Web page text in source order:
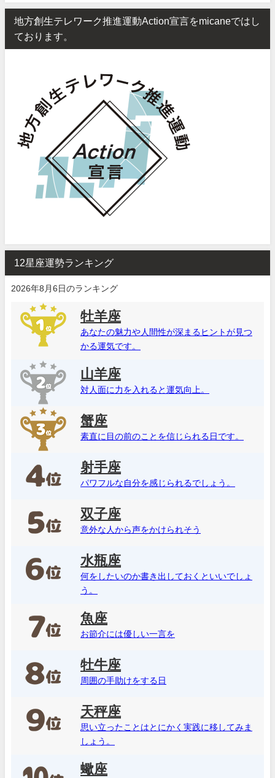
地方創生テレワーク推進運動Action宣言をmicaneではし
ております。
12星座運勢ランキング
2026年8月6日のランキング
牡羊座
あなたの魅力や人間性が深まるヒントが見つ
かる運気です。
山羊座
対人面に力を入れると運気向上。
蟹座
素直に目の前のことを信じられる日です。
射手座
パワフルな自分を感じられるでしょう。
双子座
意外な人から声をかけられそう
水瓶座
何をしたいのか書き出しておくといいでしょ
う。
魚座
お節介には優しい一言を
牡牛座
周囲の手助けをする日
天秤座
思い立ったことはとにかく実践に移してみま
しょう。
蠍座